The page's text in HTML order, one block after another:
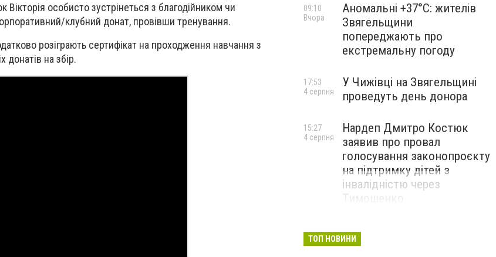
Вікторія особисто зустрінеться з благодійником чи
клубний донат, провівши тренування.
розіграють сертифікат на проходження навчання з
донатів на збір.
Аномальні +37°C: жителів
Звягельщини
попереджають про
екстремальну погоду
09:10
Вчора
У Чижівці на Звягельщині
проведуть день донора
17:53
4 серпня
Нардеп Дмитро Костюк
заявив про провал
голосування законопроєкту
на підтримку дітей з
інвалідністю через
Тимошенко
15:27
4 серпня
ТОП НОВИНИ